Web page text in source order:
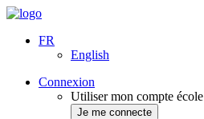
FR
English
Connexion
Utiliser mon compte école
Je me connecte